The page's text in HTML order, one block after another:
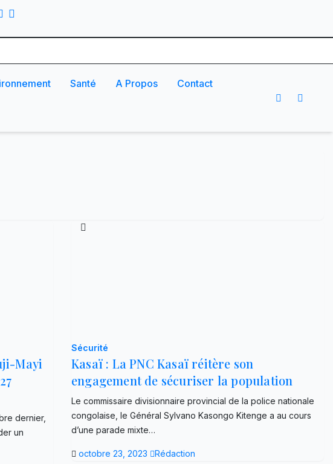
Santé A Propos Contact
Mayi
dernier,
un
Sécurité
Kasaï : La PNC Kasaï réitère son
engagement de sécuriser la population
Le commissaire divisionnaire provincial de la police nationale
congolaise, le Général Sylvano Kasongo Kitenge a au cours
d’une parade mixte…
octobre 23, 2023 Rédaction